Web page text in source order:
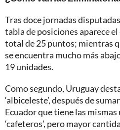
Tras doce jornadas
tabla de posiciones aparece
total de 25 puntos; mientras
se encuentra mucho más
19 unidades.
Como segundo, Uruguay
‘albiceleste’, después de
Ecuador que tiene las mismas
‘cafeteros’, pero mayor